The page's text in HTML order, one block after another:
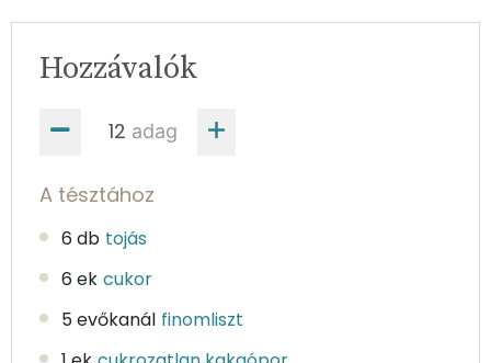
adag
Hozzávalók
A tésztához
6 db tojás
6 ek cukor
5 evőkanál finomliszt